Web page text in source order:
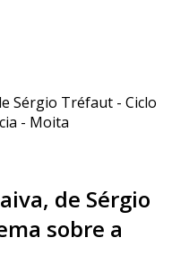
Sérgio Tréfaut - Ciclo
- Moita
de Sérgio
sobre a